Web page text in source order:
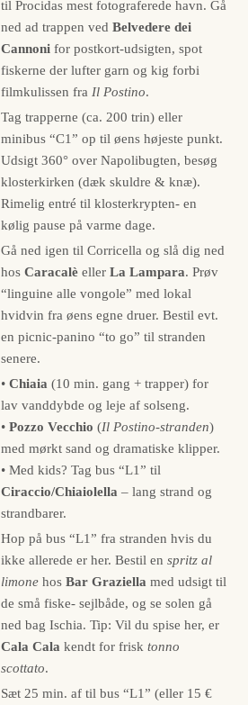
til Procidas mest fotograferede havn. Gå
ned ad trappen ved Belvedere dei
Cannoni for postkort-udsigten, spot
fiskerne der lufter garn og kig forbi
filmkulissen fra Il Postino.
Tag trapperne (ca. 200 trin) eller
minibus “C1” op til øens højeste punkt.
Udsigt 360° over Napolibugten, besøg
klosterkirken (dæk skuldre & knæ).
Rimelig entré til klosterkrypten- en
kølig pause på varme dage.
Gå ned igen til Corricella og slå dig ned
hos Caracalè eller La Lampara. Prøv
“linguine alle vongole” med lokal
hvidvin fra øens egne druer. Bestil evt.
en picnic-panino “to go” til stranden
senere.
• Chiaia (10 min. gang + trapper) for
lav vanddybde og leje af solseng.
• Pozzo Vecchio (Il Postino-stranden)
med mørkt sand og dramatiske klipper.
• Med kids? Tag bus “L1” til
Ciraccio/Chiaiolella – lang strand og
strandbarer.
Hop på bus “L1” fra stranden hvis du
ikke allerede er her. Bestil en spritz al
limone hos Bar Graziella med udsigt til
de små fiske- sejlbåde, og se solen gå
ned bag Ischia. Tip: Vil du spise her, er
Cala Cala kendt for frisk tonno
scottato.
Sæt 25 min. af til bus “L1” (eller 15 €